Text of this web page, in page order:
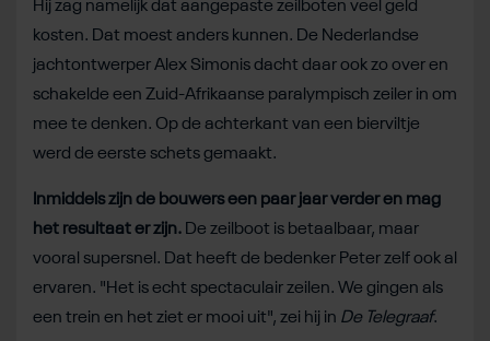
Hij zag namelijk dat aangepaste zeilboten veel geld
kosten. Dat moest anders kunnen. De Nederlandse
jachtontwerper Alex Simonis dacht daar ook zo over en
schakelde een Zuid-Afrikaanse paralympisch zeiler in om
mee te denken. Op de achterkant van een bierviltje
werd de eerste schets gemaakt.
Inmiddels zijn de bouwers een paar jaar verder en mag
het resultaat er zijn. De zeilboot is betaalbaar, maar
vooral supersnel. Dat heeft de bedenker Peter zelf ook al
ervaren. "Het is echt spectaculair zeilen. We gingen als
een trein en het ziet er mooi uit", zei hij in De Telegraaf.